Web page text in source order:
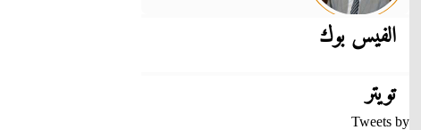
الفيس بوك
تويتر
Tweets by